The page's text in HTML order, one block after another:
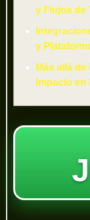
y Flujos de
y
Más allá
Impacto